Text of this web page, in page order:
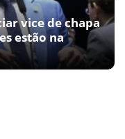
vice de chapa
estão na